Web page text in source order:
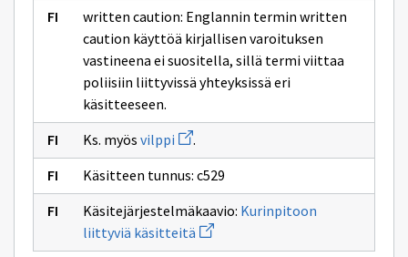
written caution: Englannin termin written
caution käyttöä kirjallisen varoituksen
vastineena ei suositella, sillä termi viittaa
poliisiin liittyvissä yhteyksissä eri
käsitteeseen.
Ks. myös vilppi Avaa
uuden
ikkunan
sivulle
vilppi
.
Käsitteen tunnus: c529
Käsitejärjestelmäkaavio: Kurinpitoon
liittyviä käsitteitä Avaa
uuden